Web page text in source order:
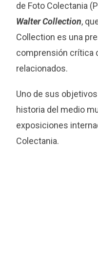
de Foto Colectania
Walter Collection,
Collection es una
comprensión crítica
relacionados.
Uno de sus
historia del medio
exposiciones
Colectania.